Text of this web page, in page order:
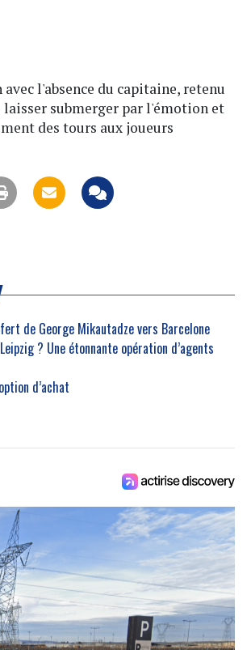
l'absence du capitaine, retenu
laisser submerger par l'émotion et
des tours aux joueurs
de George Mikautadze vers Barcelone
? Une étonnante opération d’agents
d’achat